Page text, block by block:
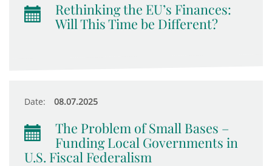
Rethinking the EU’s Finances:
Will This Time be Different?
Date: 08.07.2025
The Problem of Small Bases –
Funding Local Governments in
U.S. Fiscal Federalism